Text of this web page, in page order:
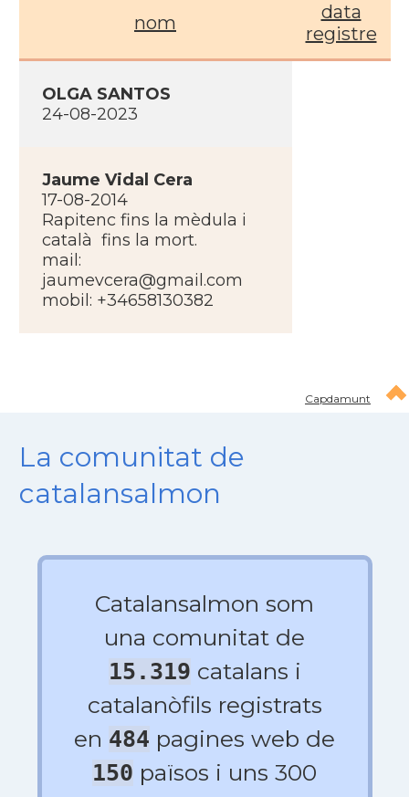
nom
data
registre
OLGA SANTOS
24-08-2023
Jaume Vidal Cera
17-08-2014
Rapitenc fins la mèdula i
català fins la mort.
mail:
jaumevcera@gmail.com
mobil: +34658130382
Capdamunt
La comunitat de
catalansalmon
Catalansalmon som
una comunitat de
15.319 catalans i
catalanòfils registrats
en 484 pagines web de
150 països i uns 300